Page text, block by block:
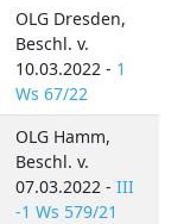
OLG Dresden,
Beschl. v.
10.03.2022 - 1
Ws 67/22
OLG Hamm,
Beschl. v.
07.03.2022 - III
-1 Ws 579/21